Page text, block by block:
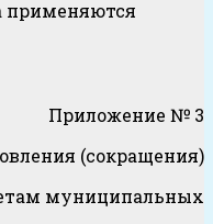
применяются
Приложение № 3
(сокращения)
муниципальных